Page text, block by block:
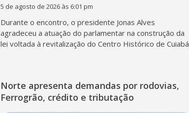
5 de agosto de 2026 às 6:01 pm
Durante o encontro, o presidente Jonas Alves
agradeceu a atuação do parlamentar na construção da
lei voltada à revitalização do Centro Histórico de Cuiabá
Norte apresenta demandas por rodovias,
Ferrogrão, crédito e tributação